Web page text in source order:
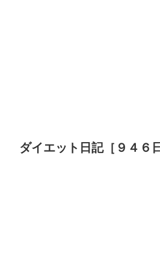
ダイエット日記［９４６